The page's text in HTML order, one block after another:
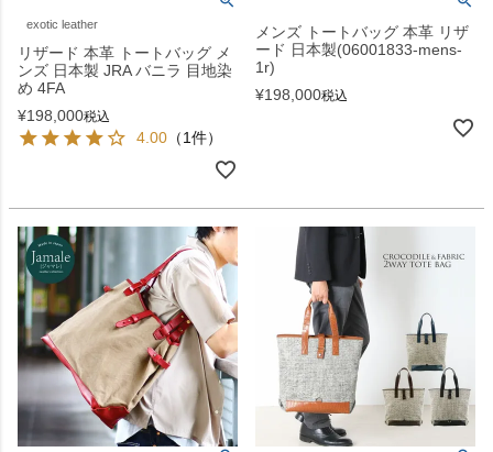
exotic leather
リザード 本革 トートバッグ メ
ンズ 日本製 JRA バニラ 目地染
め 4FA
¥198,000税込
4.00 （1件）
メンズ トートバッグ 本革 リザ
ード 日本製(06001833-mens-
1r)
¥198,000税込